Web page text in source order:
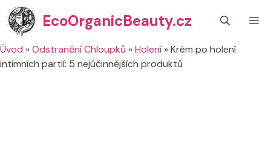
Přeskočit
na
obsah
EcoOrganicBeauty.cz
Úvod »Odstranění Chloupků »Holení »Krém po holení
intimních partií: 5 nejúčinnějších produktů